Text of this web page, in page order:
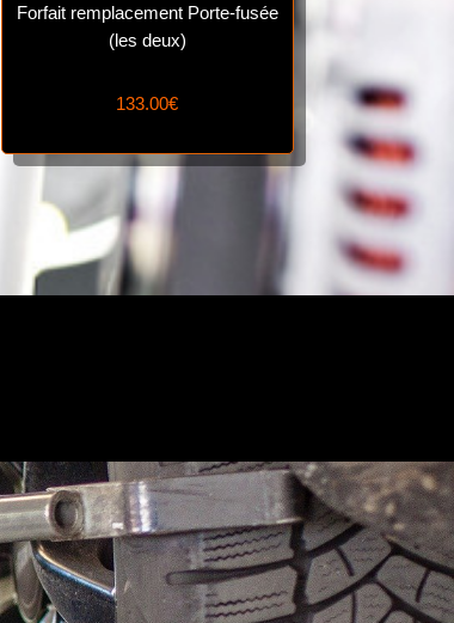
Forfait remplacement Porte-fusée
(les deux)
133.00€